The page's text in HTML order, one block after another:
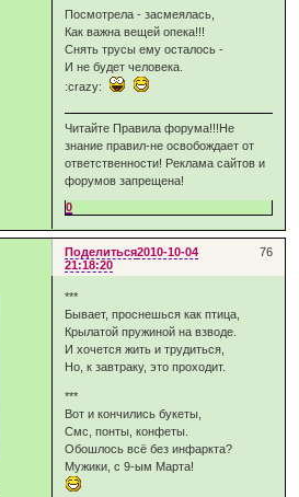
Посмотрела - засмеялась,
Как важна вещей опека!!!
Снять трусы ему осталось -
И не будет человека.
:crazy:
Читайте Правила форума!!!Не
знание правил-не освобождает от
ответственности! Реклама сайтов и
форумов запрещена!
0
Поделиться 76
2010-10-04
21:18:20
***
Бывает, проснешься как птица,
Крылатой пружиной на взводе.
И хочется жить и трудиться,
Но, к завтраку, это проходит.
***
Вот и кончились букеты,
Смс, понты, конфеты.
Обошлось всё без инфаркта?
Мужики, с 9-ым Марта!